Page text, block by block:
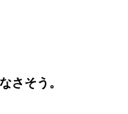
さそう。